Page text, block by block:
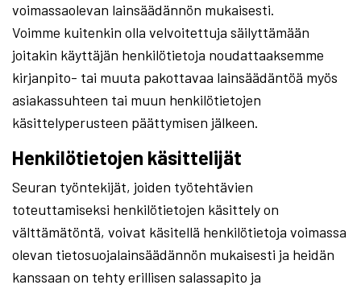
voimassaolevan lainsäädännön mukaisesti.
Voimme kuitenkin olla velvoitettuja säilyttämään
joitakin käyttäjän henkilötietoja noudattaaksemme
kirjanpito- tai muuta pakottavaa lainsäädäntöä myös
asiakassuhteen tai muun henkilötietojen
käsittelyperusteen päättymisen jälkeen.
Henkilötietojen käsittelijät
Seuran työntekijät, joiden työtehtävien
toteuttamiseksi henkilötietojen käsittely on
välttämätöntä, voivat käsitellä henkilötietoja voimassa
olevan tietosuojalainsäädännön mukaisesti ja heidän
kanssaan on tehty erillisen salassapito ja